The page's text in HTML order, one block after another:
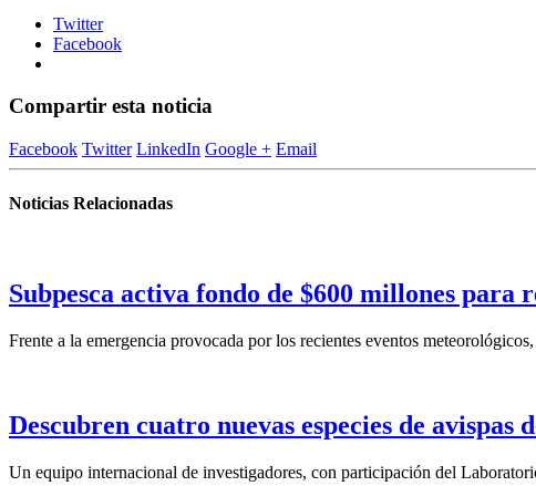
Twitter
Facebook
Compartir esta noticia
Facebook Twitter LinkedIn Google + Email
Noticias Relacionadas
Subpesca activa fondo de $600 millones
Frente a la emergencia provocada por los recientes eventos
Descubren cuatro nuevas especies de
Un equipo internacional de investigadores, con participación del